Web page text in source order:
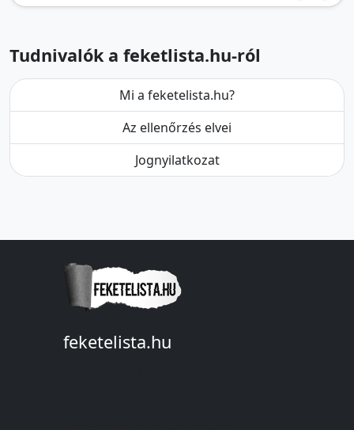
Tudnivalók a feketlista.hu-ról
Mi a feketelista.hu?
Az ellenőrzés elvei
Jognyilatkozat
feketelista.hu